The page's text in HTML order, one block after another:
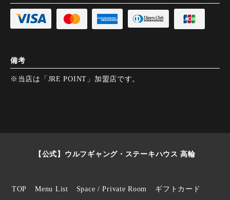
備考
※当店は「JRE POINT」加盟店です。
【公式】ウルフギャング・ステーキハウス 高輪
TOP Menu List Space / Private Room ギフトカード